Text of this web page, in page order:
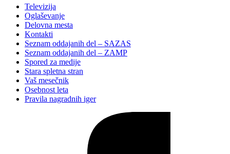
Televizija
Oglaševanje
Delovna mesta
Kontakti
Seznam oddajanih del – SAZAS
Seznam oddajanih del – ZAMP
Spored za medije
Stara spletna stran
Vaš mesečnik
Osebnost leta
Pravila nagradnih iger